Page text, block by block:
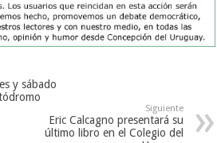
y sábado
Siguiente
Eric Calcagno presentará su
último libro en el Colegio del